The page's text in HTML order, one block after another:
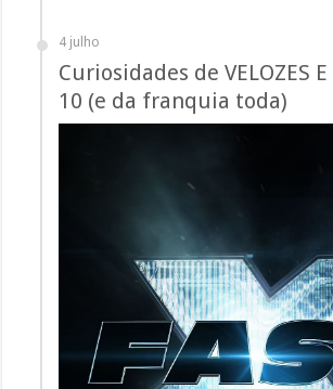
4 julho
Curiosidades de VELOZES E
10 (e da franquia toda)